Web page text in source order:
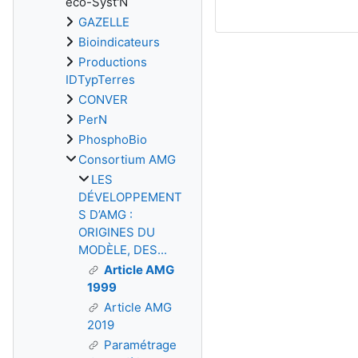
GAZELLE
Bioindicateurs
Productions
IDTypTerres
CONVER
PerN
PhosphoBio
Consortium AMG
LES
DÉVELOPPEMENT
S D’AMG :
ORIGINES DU
MODÈLE, DES...
Article AMG
1999
Article AMG
2019
Paramétrage